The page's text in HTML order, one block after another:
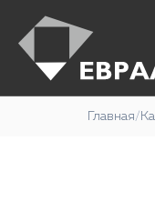
Главная/